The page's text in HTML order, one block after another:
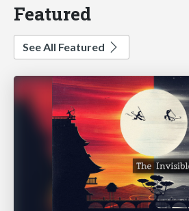
Featured
See All Featured